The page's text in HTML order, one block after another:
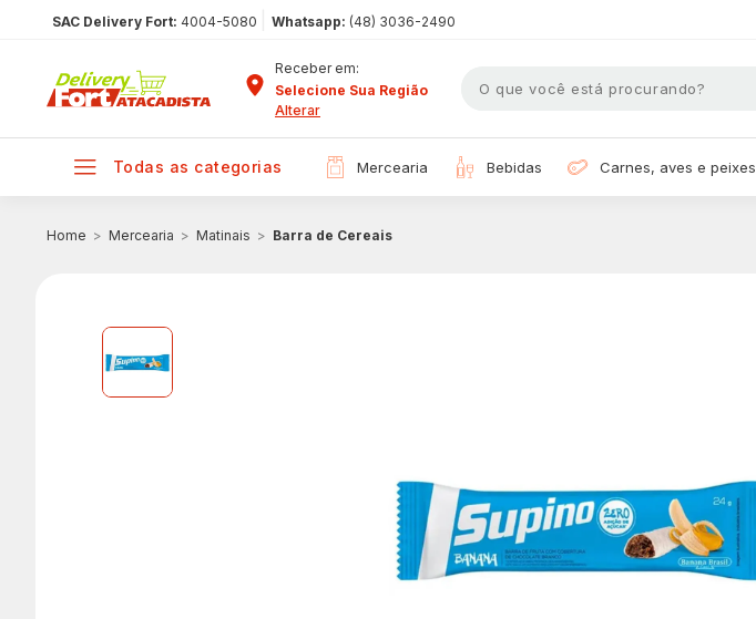
SAC Delivery Fort: 4004-5080 Whatsapp: (48) 3036-2490
Receber em:
Selecione Sua Região
Alterar
todas as categorias mercearia bebidas carnes, aves e peixes
Mercearia Matinais Barra de Cereais